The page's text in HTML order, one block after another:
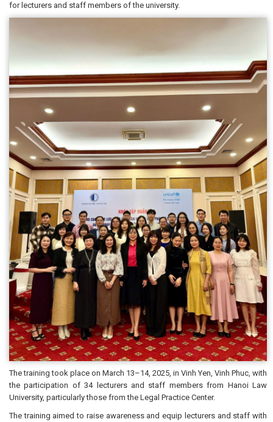
for lecturers and staff members of the university.
The training took place on March 13–14, 2025, in Vinh Yen, Vinh Phuc, with
the participation of 34 lecturers and staff members from Hanoi Law
University, particularly those from the Legal Practice Center.
The training aimed to raise awareness and equip lecturers and staff with